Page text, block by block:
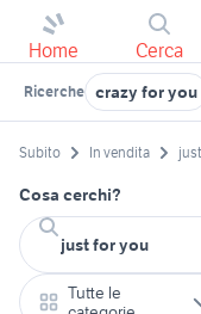
Home Cerca
Ricerche crazy for you
Subito In vendita
Cosa cerchi?
Tutte le